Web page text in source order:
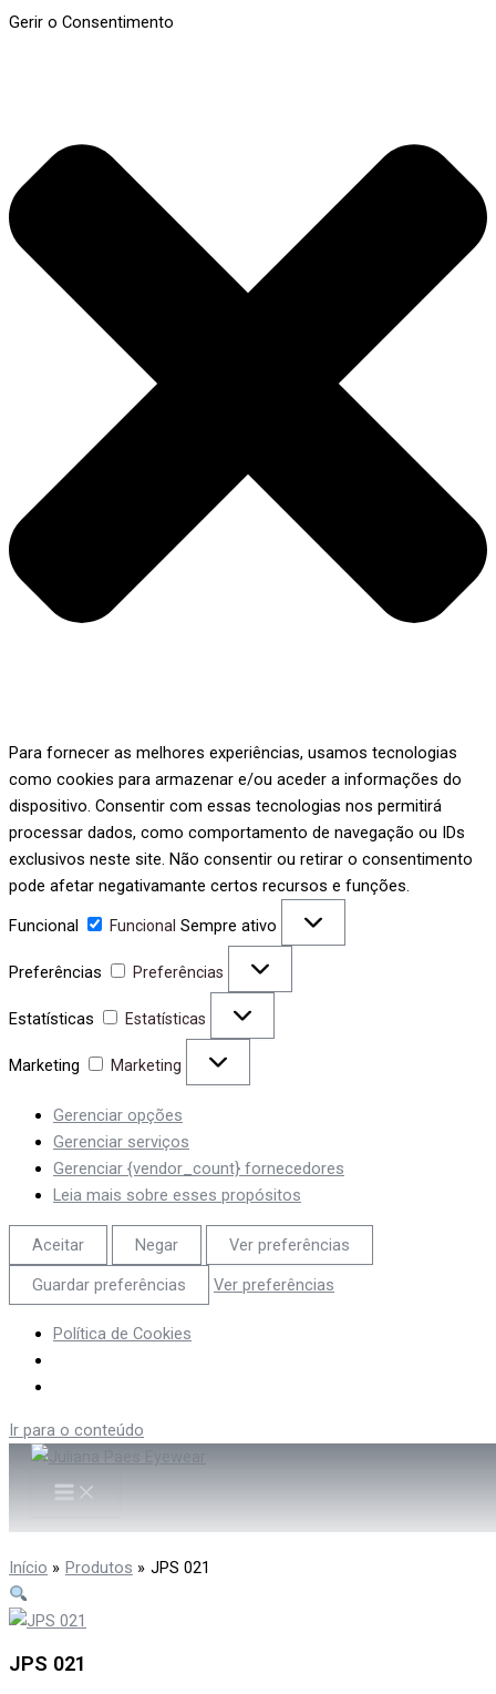
Gerir o Consentimento
Para fornecer as melhores experiências, usamos tecnologias
como cookies para armazenar e/ou aceder a informações do
dispositivo. Consentir com essas tecnologias nos permitirá
processar dados, como comportamento de navegação ou IDs
exclusivos neste site. Não consentir ou retirar o consentimento
pode afetar negativamante certos recursos e funções.
Funcional
Funcional Sempre ativo
Preferências Preferências
Estatísticas Estatísticas
Marketing Marketing
Gerenciar opções
Gerenciar serviços
Gerenciar {vendor_count} fornecedores
Leia mais sobre esses propósitos
Aceitar Negar
Ver preferências
Guardar preferências
Ver preferências
Política de Cookies
Ir para o conteúdo
Início Produtos JPS 021
JPS 021